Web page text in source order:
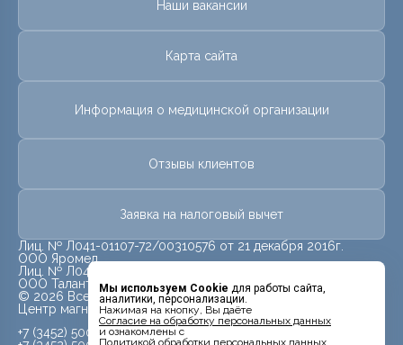
Мы используем Cookie для работы сайта,
аналитики, персонализации.
Нажимая на кнопку, Вы даёте
Cогласие на обработку персональных данных
и ознакомлены с
Политикой обработки персональных данных
Наши вакансии
Карта сайта
Информация о медицинской организации
Отзывы клиентов
Заявка на налоговый вычет
Лиц. № Л041-01107-72/00310576 от 21 декабря 2016г.
ООО Яромед
Лиц. № Л041-01107-72/00623073 от 31 октября 2022г.
ООО Талант
© 2026 Все права защищены.
Центр магнитно-резонансной томографии «МРТ Лидер»
+7 (3452) 500-914